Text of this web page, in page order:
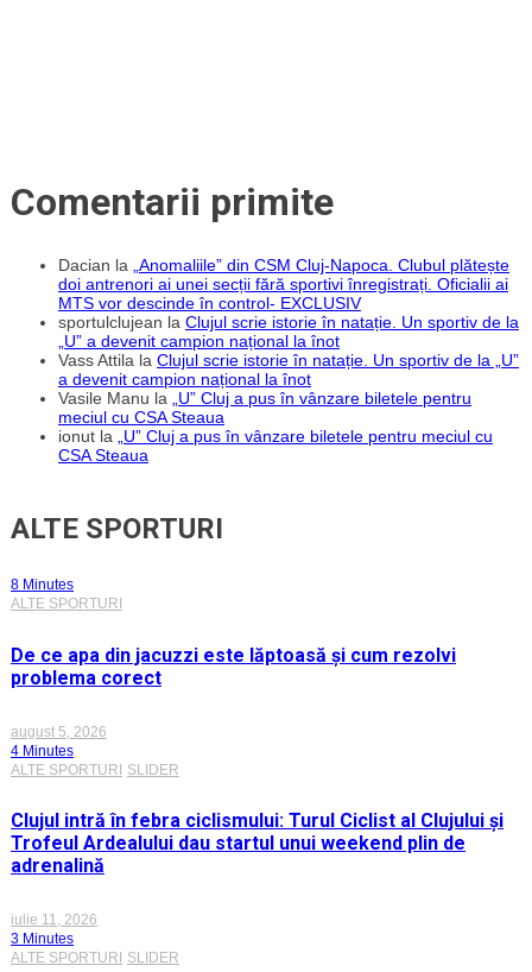
Comentarii primite
Dacian la „Anomaliile” din CSM Cluj-Napoca. Clubul plătește
doi antrenori ai unei secții fără sportivi înregistrați. Oficialii ai
MTS vor descinde în control- EXCLUSIV
sportulclujean la Clujul scrie istorie în natație. Un sportiv de la
„U” a devenit campion național la înot
Vass Attila la Clujul scrie istorie în natație. Un sportiv de la „U”
a devenit campion național la înot
Vasile Manu la „U” Cluj a pus în vânzare biletele pentru
meciul cu CSA Steaua
ionut la „U” Cluj a pus în vânzare biletele pentru meciul cu
CSA Steaua
ALTE SPORTURI
8 Minutes
ALTE SPORTURI
De ce apa din jacuzzi este lăptoasă și cum rezolvi
problema corect
august 5, 2026
4 Minutes
ALTE SPORTURI SLIDER
Clujul intră în febra ciclismului: Turul Ciclist al Clujului și
Trofeul Ardealului dau startul unui weekend plin de
adrenalină
iulie 11, 2026
3 Minutes
ALTE SPORTURI
SLIDER